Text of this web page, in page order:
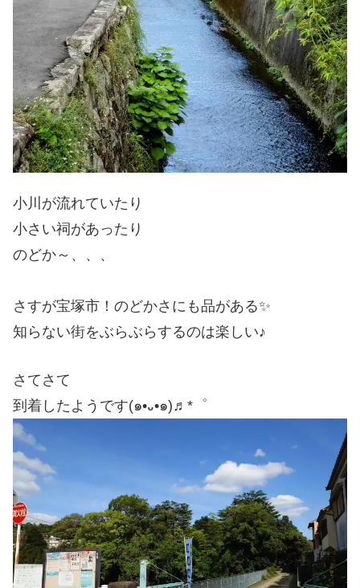
小川が流れていたり
小さい祠があったり
のどか～、、、
さすが宝塚市！のどかさにも品がある✨
知らない街をぶらぶらするのは楽しい♪
さてさて
到着したようです(๑•᎑•๑)♬*゜